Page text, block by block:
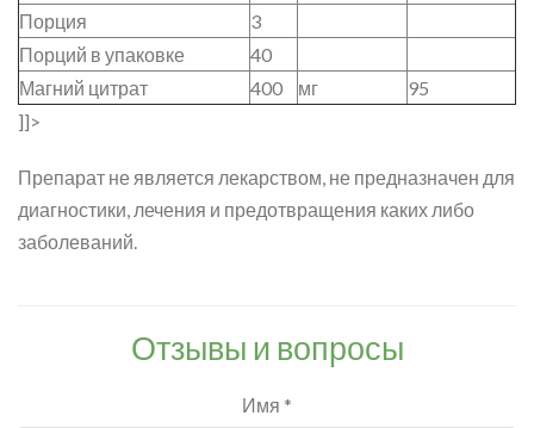
Порция
3
Порций в упаковке
40
Магний цитрат
400 мг
95
]]>
Препарат не является лекарством, не предназначен для
диагностики, лечения и предотвращения каких либо
заболеваний.
Отзывы и вопросы
Имя *